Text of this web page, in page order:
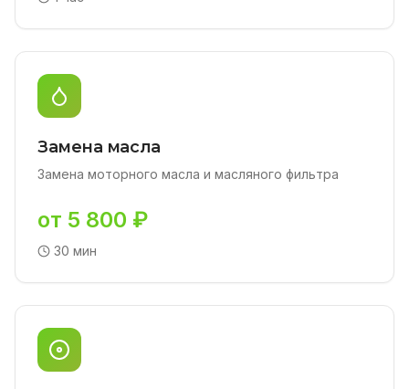
Замена масла
Замена моторного масла и масляного фильтра
от 5 800 ₽
30 мин